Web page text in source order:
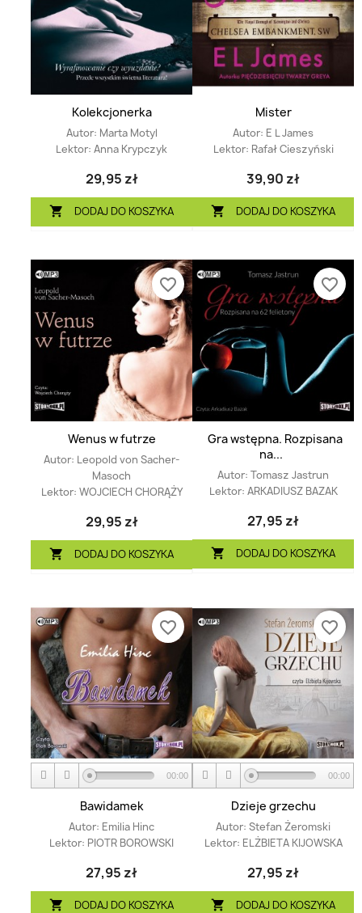
Kolekcjonerka
Autor: Marta Motyl
Lektor: Anna Krypczyk
29,95 zł
 DODAJ DO KOSZYKA
Mister
Autor: E L James
Lektor: Rafał Cieszyński
39,90 zł
 DODAJ DO KOSZYKA
Wenus w futrze
Autor: Leopold von Sacher-
Masoch
Lektor: WOJCIECH CHORĄŻY
29,95 zł
 DODAJ DO KOSZYKA
favorite_border
Gra wstępna. Rozpisana
na...
Autor: Tomasz Jastrun
Lektor: ARKADIUSZ BAZAK
27,95 zł
 DODAJ DO KOSZYKA
favorite_border
00:00
Bawidamek
Autor: Emilia Hinc
Lektor: PIOTR BOROWSKI
27,95 zł
 DODAJ DO KOSZYKA
favorite_border
00:00
Dzieje grzechu
Autor: Stefan Żeromski
Lektor: ELŻBIETA KIJOWSKA
27,95 zł
 DODAJ DO KOSZYKA
favorite_border